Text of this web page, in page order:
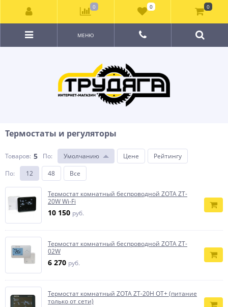
МЕНЮ
Термостаты и регуляторы
Товаров: 5 По: Умолчанию Цене
Рейтингу
По: 12 48 Все
Термостат комнатный беспроводной ZOTA ZT-
20W Wi-Fi
10 150 руб.
Термостат комнатный беспроводной ZOTA ZT-
02W
6 270 руб.
Термостат комнатный ZOTA ZT-20H OT+ (питание
только от сети)
0 0 0